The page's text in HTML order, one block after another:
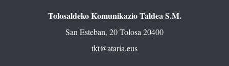
Tolosaldeko Komunikazio Taldea S.M.
San Esteban, 20 Tolosa 20400
tkt@ataria.eus